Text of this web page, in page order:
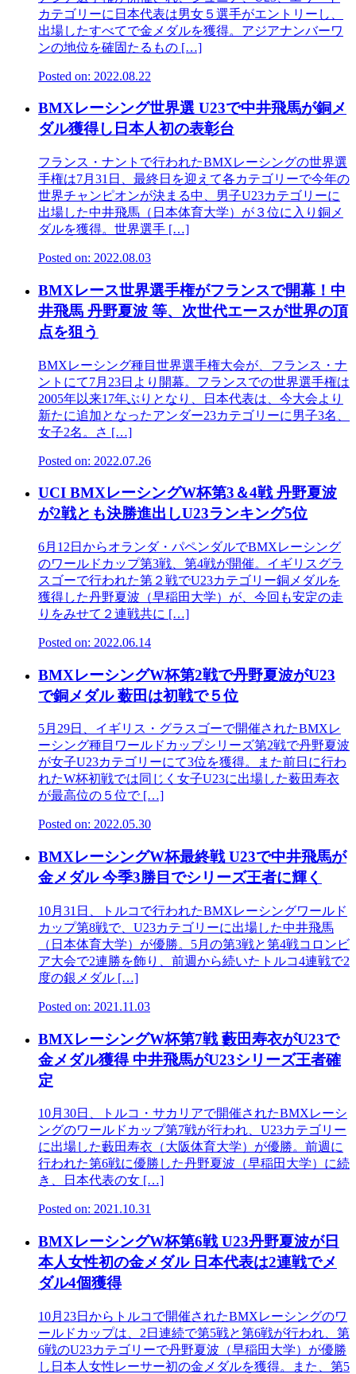
カテゴリーに日本代表は男女５選手がエントリーし、
出場したすべてで金メダルを獲得。アジアナンバーワ
ンの地位を確固たるもの […]
Posted on: 2022.08.22
BMXレーシング世界選 U23で中井飛馬が銅メ
ダル獲得し日本人初の表彰台
フランス・ナントで行われたBMXレーシングの世界選
手権は7月31日、最終日を迎えて各カテゴリーで今年の
世界チャンピオンが決まる中、男子U23カテゴリーに
出場した中井飛馬（日本体育大学）が３位に入り銅メ
ダルを獲得。世界選手 […]
Posted on: 2022.08.03
BMXレース世界選手権がフランスで開幕！中
井飛馬 丹野夏波 等、次世代エースが世界の頂
点を狙う
BMXレーシング種目世界選手権大会が、フランス・ナ
ントにて7月23日より開幕。フランスでの世界選手権は
2005年以来17年ぶりとなり、日本代表は、今大会より
新たに追加となったアンダー23カテゴリーに男子3名、
女子2名。さ […]
Posted on: 2022.07.26
UCI BMXレーシングW杯第3＆4戦 丹野夏波
が2戦とも決勝進出しU23ランキング5位
6月12日からオランダ・パペンダルでBMXレーシング
のワールドカップ第3戦、第4戦が開催。イギリスグラ
スゴーで行われた第２戦でU23カテゴリー銅メダルを
獲得した丹野夏波（早稲田大学）が、今回も安定の走
りをみせて２連戦共に […]
Posted on: 2022.06.14
BMXレーシングW杯第2戦で丹野夏波がU23
で銅メダル 薮田は初戦で５位
5月29日、イギリス・グラスゴーで開催されたBMXレ
ーシング種目ワールドカップシリーズ第2戦で丹野夏波
が女子U23カテゴリーにて3位を獲得。また前日に行わ
れたW杯初戦では同じく女子U23に出場した薮田寿衣
が最高位の５位で […]
Posted on: 2022.05.30
BMXレーシングW杯最終戦 U23で中井飛馬が
金メダル 今季3勝目でシリーズ王者に輝く
10月31日、トルコで行われたBMXレーシングワールド
カップ第8戦で、U23カテゴリーに出場した中井飛馬
（日本体育大学）が優勝。5月の第3戦と第4戦コロンビ
ア大会で2連勝を飾り、前週から続いたトルコ4連戦で2
度の銀メダル […]
Posted on: 2021.11.03
BMXレーシングW杯第7戦 藪田寿衣がU23で
金メダル獲得 中井飛馬がU23シリーズ王者確
定
10月30日、トルコ・サカリアで開催されたBMXレーシ
ングのワールドカップ第7戦が行われ、U23カテゴリー
に出場した藪田寿衣（大阪体育大学）が優勝。前週に
行われた第6戦に優勝した丹野夏波（早稲田大学）に続
き、日本代表の女 […]
Posted on: 2021.10.31
BMXレーシングW杯第6戦 U23丹野夏波が日
本人女性初の金メダル 日本代表は2連戦でメ
ダル4個獲得
10月23日からトルコで開催されたBMXレーシングのワ
ールドカップは、2日連続で第5戦と第6戦が行われ、第
6戦のU23カテゴリーで丹野夏波（早稲田大学）が優勝
し日本人女性レーサー初の金メダルを獲得。また、第5